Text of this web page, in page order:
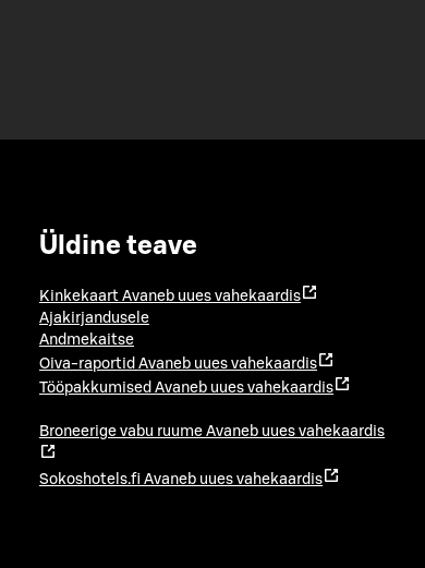
Üldine teave
Kinkekaart Avaneb uues vahekaardis
Ajakirjandusele
Andmekaitse
Oiva-raportid Avaneb uues vahekaardis
Tööpakkumised Avaneb uues vahekaardis
Broneerige vabu ruume Avaneb uues vahekaardis
Sokoshotels.fi Avaneb uues vahekaardis